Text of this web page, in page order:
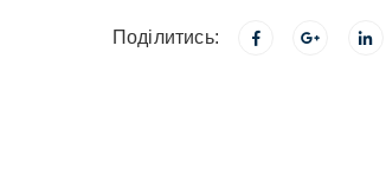
Поділитись: